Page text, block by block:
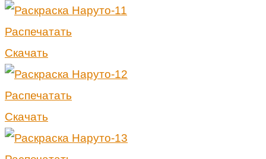
Распечатать
Скачать
Распечатать
Скачать